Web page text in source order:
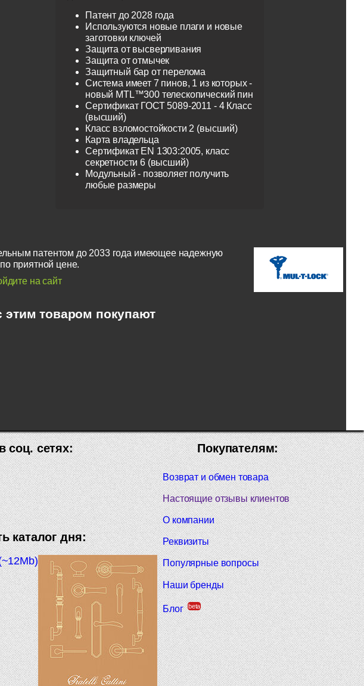
Патент до 2028 года
Используются новые плаги и новые
заготовки ключей
Защита от высверливания
Защита от отмычек
Защитный бар от перелома
Система имеет 7 пинов, 1 из которых -
новый MTL™300 телескопический пин
Сертификат ГОСТ 5089-2011 - 4 Класс
(высший)
Класс взломостойкости 2 (высший)
Карта владельца
Сертификат EN 1303:2005, класс
секретности 6 (высший)
Модульный - позволяет получить
любые размеры
патентом до 2033 года имеющее надежную
приятной цене.
на сайт
этим товаром покупают
Покупателям:
Возврат и обмен товара
Настоящие отзывы клиентов
О компании
Реквизиты
Популярные вопросы
Наши бренды
Блог beta
соц. сетях:
каталог дня: